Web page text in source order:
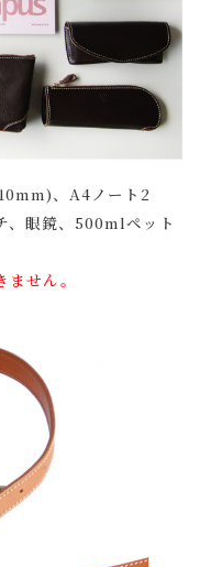
、A4ノート2
、眼鏡、500mlペット
せん。